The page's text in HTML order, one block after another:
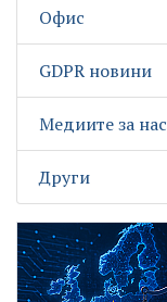
Офис
GDPR новини
Медиите за нас
Други